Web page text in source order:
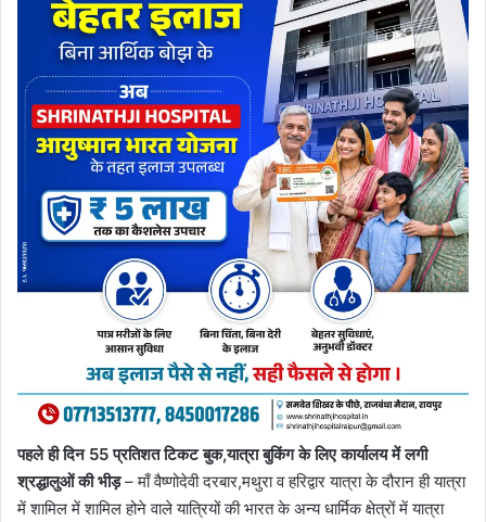
पहले ही दिन 55 प्रतिशत टिकट बुक,यात्रा बुकिंग के लिए कार्यालय में लगी
श्रद्धालुओं की भीड़– माँ वैष्णोदेवी दरबार,मथुरा व हरिद्वार यात्रा के दौरान ही यात्रा
में शामिल में शामिल होने वाले यात्रियों की भारत के अन्य धार्मिक क्षेत्रों में यात्रा